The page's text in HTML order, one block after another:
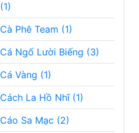
(1)
Cà Phê Team (1)
Cá Ngố Lười Biếng (3)
Cá Vàng (1)
Cách La Hồ Nhĩ (1)
Cáo Sa Mạc (2)